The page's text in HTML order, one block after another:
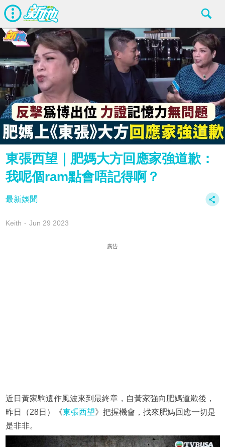
東張西望｜肥媽大方回應家強道歉：
我呢個ram點會唔記得啊？
最新娛聞
Keith Jun 29 2023
廣告
近日黃家駒遺作風波來到最終章，自黃家強向肥媽道歉後，
昨日（28日）《東張西望》把握機會，找來肥媽回應一切是
是非非。